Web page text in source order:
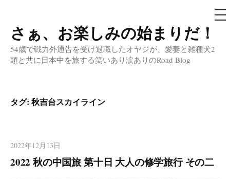
コ
ン
テ
へ
ッ
さぁ、お楽しみの始まりだ！
54歳で戦力外通告を受け退職したオヤジが、愛妻と雑種犬2
頭と共に日本中を旅する笑いあり涙ありのRoad Blog
メ
ニ
タグ: 秋吉台スカイライン
2022年12月13日
2022 秋の中国旅 第十日 大人の修学旅行 その二